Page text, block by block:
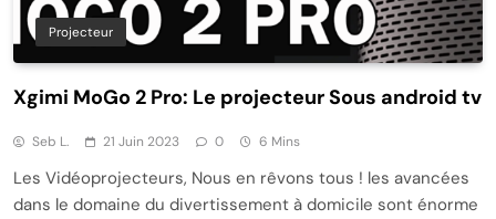
Projecteur
Xgimi MoGo 2 Pro: Le projecteur Sous android tv
Seb L. 21 Juin 2023 0 6 Mins
Les Vidéoprojecteurs, Nous en rêvons tous ! les avancées
dans le domaine du divertissement à domicile sont énorme